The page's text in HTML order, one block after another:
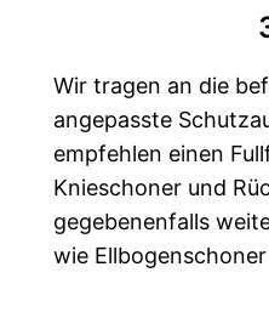
Wir tragen an die
angepasste
empfehlen einen
Knieschoner und
gegebenenfalls
wie